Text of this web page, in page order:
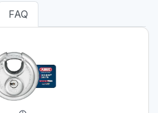
FAQ